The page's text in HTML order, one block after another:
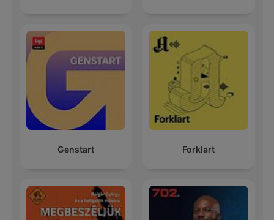
Genstart Forklart